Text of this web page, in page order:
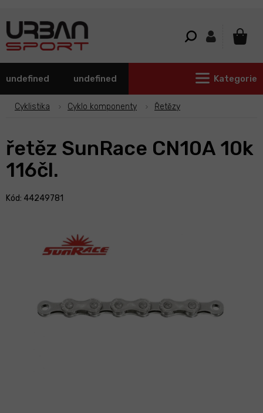
undefined undefined Kategorie
Cyklistika Cyklo komponenty Řetězy
řetěz SunRace CN10A 10k
116čl.
Kód: 44249781